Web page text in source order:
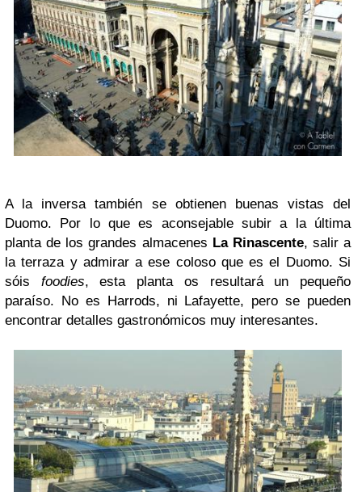
A la inversa también se obtienen buenas vistas del
Duomo. Por lo que es aconsejable subir a la última
planta de los grandes almacenes La Rinascente, salir a
la terraza y admirar a ese coloso que es el Duomo. Si
sóis foodies, esta planta os resultará un pequeño
paraíso. No es Harrods, ni Lafayette, pero se pueden
encontrar detalles gastronómicos muy interesantes.